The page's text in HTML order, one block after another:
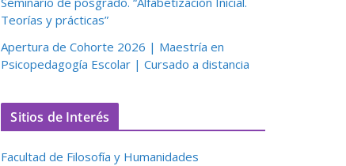
Teorías y prácticas”
Apertura de Cohorte 2026 | Maestría en
Psicopedagogía Escolar | Cursado a distancia
Sitios de Interés
Facultad de Filosofía y Humanidades